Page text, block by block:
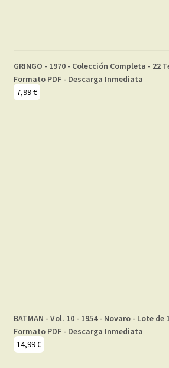
GRINGO - 1970 - Colección Completa - 22
Formato PDF - Descarga Inmediata
7,99€
BATMAN - Vol. 10 - 1954 - Novaro - Lote de
Formato PDF - Descarga Inmediata
14,99€